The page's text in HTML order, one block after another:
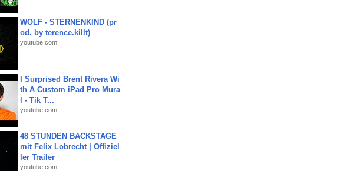
WOLF - STERNENKIND (pr
od. by terence.killt)
youtube.com
I Surprised Brent Rivera Wi
th A Custom iPad Pro Mura
l - Tik T...
youtube.com
48 STUNDEN BACKSTAGE
mit Felix Lobrecht | Offiziel
ler Trailer
youtube.com